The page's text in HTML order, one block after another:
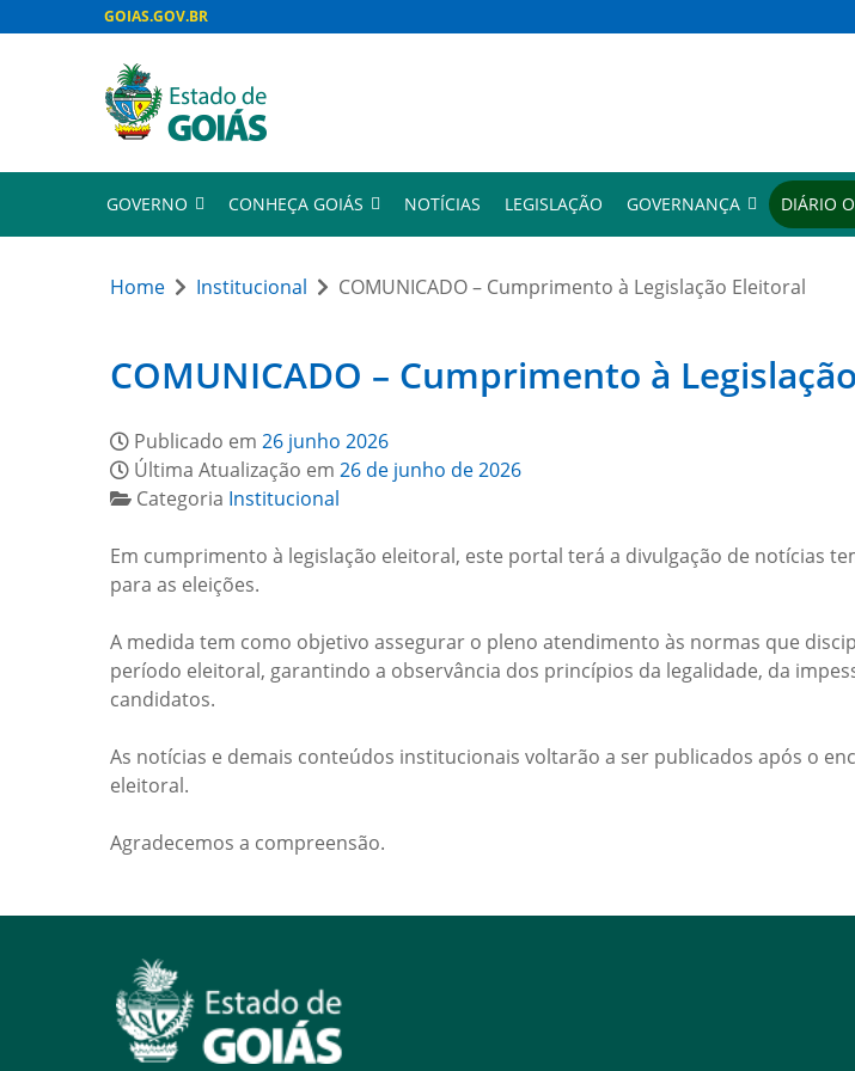
GOIAS.GOV.BR
GOVERNO CONHEÇA GOIÁS NOTÍCIAS LEGISLAÇÃO GOVERNANÇA DIÁRIO
Home Institucional COMUNICADO – Cumprimento à Legislação Eleitoral
COMUNICADO – Cumprimento à
Publicado em 26 junho 2026
Última Atualização em 26 de junho de 2026
Categoria Institucional
Em cumprimento à legislação eleitoral, este portal terá a divulgação de notícias
para as eleições.
A medida tem como objetivo assegurar o pleno atendimento às normas que
período eleitoral, garantindo a observância dos princípios da legalidade, da
candidatos.
As notícias e demais conteúdos institucionais voltarão a ser publicados após o
eleitoral.
Agradecemos a compreensão.